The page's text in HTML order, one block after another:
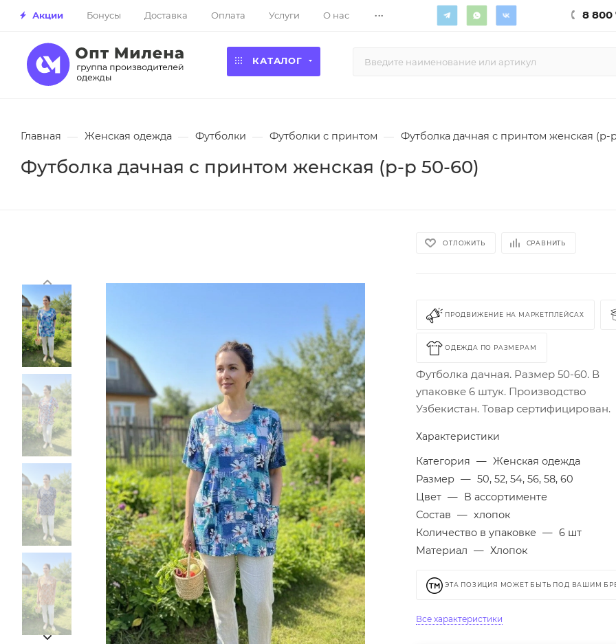
Акции Бонусы Доставка Оплата Услуги О нас ... 8 800
КАТАЛОГ
Главная — Женская одежда — Футболки — Футболки с принтом — Футболка дачная с принтом женская (р-
Футболка дачная с принтом женская (р-р 50-60)
ОТЛОЖИТЬ СРАВНИТЬ
ПРОДВИЖЕНИЕ НА МАРКЕТПЛЕЙСАХ
ОДЕЖДА ПО РАЗМЕРАМ
Футболка дачная. Размер 50-60. В
упаковке 6 штук. Производство
Узбекистан. Товар сертифицирован.
Характеристики
Категория — Женская одежда
Размер — 50, 52, 54, 56, 58, 60
Цвет — В ассортименте
Состав — хлопок
Количество в упаковке — 6 шт
Материал — Хлопок
ЭТА ПОЗИЦИЯ МОЖЕТ БЫТЬ ПОД ВАШИМ
Все характеристики